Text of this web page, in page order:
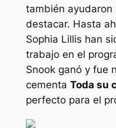
también ayudaron
destacar. Hasta
Sophia Lillis han
trabajo en el
Snook ganó y fue
cementa Toda su
perfecto para el